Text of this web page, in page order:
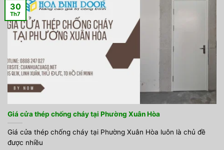
Giá cửa thép chống cháy tại Phường Xuân Hòa
Giá cửa thép chống cháy tại Phường Xuân Hòa luôn là chủ đề
được nhiều
30
Th7